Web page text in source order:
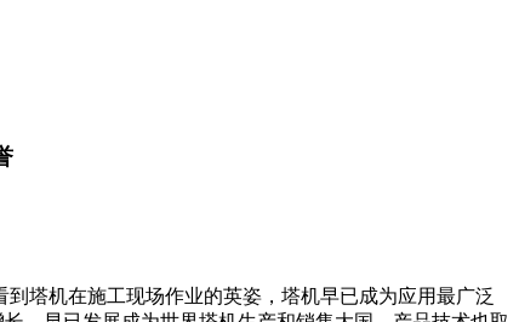
塔机在施工现场作业的英姿，塔机早已成为应用最广泛